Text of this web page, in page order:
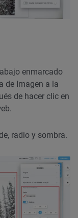
enmarcado
de Imagen a la
de hacer clic en
radio y sombra.